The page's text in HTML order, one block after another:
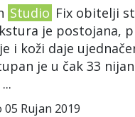
Studio Fix obitelji
je postojana,
i koži daje
je u čak 33
Rujan 2019